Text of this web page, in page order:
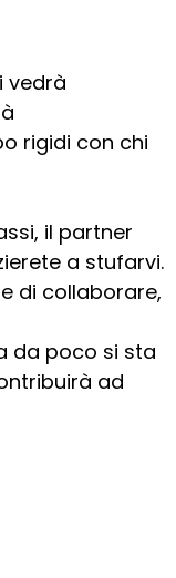
vedrà
rigidi con chi
il partner
a stufarvi.
di collaborare,
da poco si sta
ad